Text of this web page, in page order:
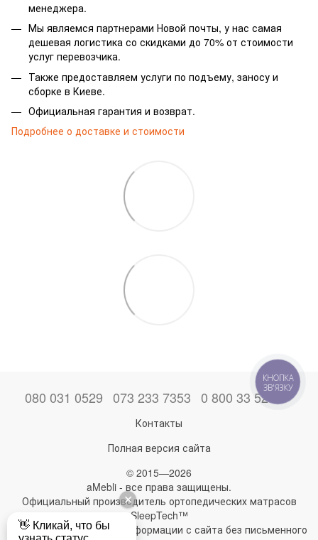
менеджера.
Мы являемся партнерами Новой почты, у нас самая
дешевая логистика со скидками до 70% от стоимости
услуг перевозчика.
Также предоставляем услуги по подъему, заносу и
сборке в Киеве.
Официальная гарантия и возврат.
Подробнее о доставке и стоимости
080 031 0529 073 233 7353 0 800 33 52 06
Контакты
Полная версия сайта
© 2015—2026
aMebli - все права защищены.
Официальный производитель ортопедических матрасов
SleepTech™
Любое использование информации с сайта без письменного
КНОПКА
ЗВ'ЯЗКУ